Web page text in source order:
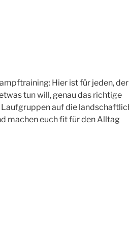
Hier ist für jeden, der
tun will, genau das richtige
auf die
machen euch fit für den Alltag